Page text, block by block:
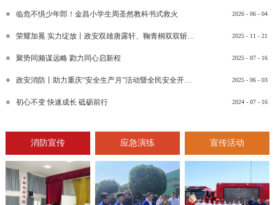
2026 - 06 - 04
临危不惧少年郎！金昌小学生周圣然教科书式救火
2025 - 11 - 21
荣耀加冕 实力绽放丨政安双雄唐露轩、鞠青桐双双斩获“渝消蓝盾讲师团金牌讲师”比武竞赛决赛大奖
2025 - 07 - 16
聚势同频谋远略 勠力同心启新程
2025 - 06 - 03
政安消防丨助力重庆“安全生产月”活动暨全民安全开放日活动
2024 - 07 - 16
初心不变 快速成长 砥砺前行
消防宣传 应急演练 宣传活动